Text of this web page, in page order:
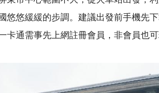
悠悠緩緩的步調。建議出發前手機先
卡通需事先上網註冊會員，非會員也可